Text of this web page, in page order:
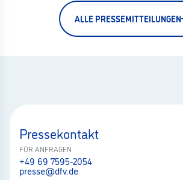
ALLE PRESSEMITTEILUNGEN
Pressekontakt
FÜR ANFRAGEN
+49 69 7595-2054
presse@dfv.de